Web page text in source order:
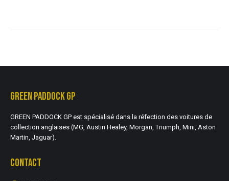
GREEN PADDOCK GP
GREEN PADDOCK GP est spécialisé dans la réfection des voitures de
collection anglaises (MG, Austin Healey, Morgan, Triumph, Mini, Aston
Martin, Jaguar).
CONTACT